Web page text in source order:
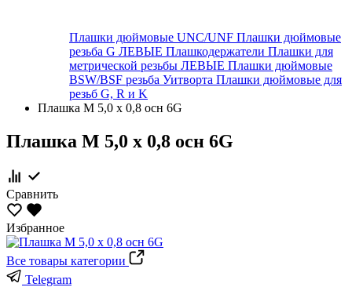
Плашки дюймовые UNC/UNF Плашки дюймовые
резьба G ЛЕВЫЕ Плашкодержатели Плашки для
метрической резьбы ЛЕВЫЕ Плашки дюймовые
BSW/BSF резьба Уитворта Плашки дюймовые для
резьб G, R и K
Плашка М 5,0 х 0,8 осн 6G
Плашка М 5,0 х 0,8 осн 6G
Сравнить
Избранное
Все товары категории
Telegram